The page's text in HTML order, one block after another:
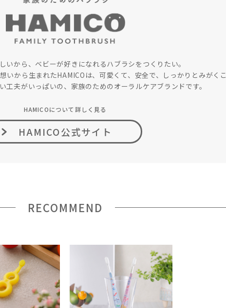
いから、ベビーが好きになれるハブラシをつくりたい。
いから生まれたHAMICOは、可愛くて、安全で、しっかりとみがくこ
工夫がいっぱいの、家族のためのオーラルケアブランドです。
HAMICOについて詳しく見る
HAMICO公式サイト
RECOMMEND